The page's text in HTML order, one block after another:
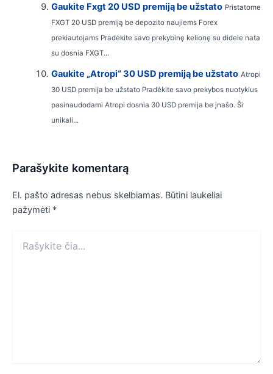
Gaukite Fxgt 20 USD premiją be užstato Pristatome
FXGT 20 USD premiją be depozito naujiems Forex
prekiautojams Pradėkite savo prekybinę kelionę su didele nata
su dosnia FXGT...
Gaukite „Atropi“ 30 USD premiją be užstato Atropi
30 USD premija be užstato Pradėkite savo prekybos nuotykius
pasinaudodami Atropi dosnia 30 USD premija be įnašo. Ši
unikali...
Parašykite komentarą
El. pašto adresas nebus skelbiamas. Būtini laukeliai
pažymėti *
čia...